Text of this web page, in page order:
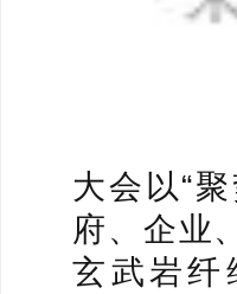
大会以“
府、企业
玄武岩纤